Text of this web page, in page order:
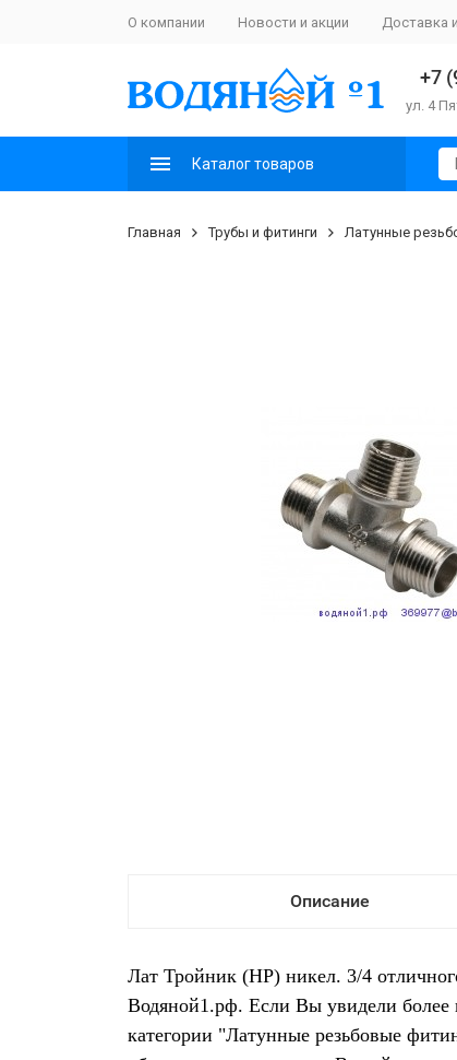
О компании Новости и акции Доставка
+7
ул. 4
Каталог товаров
Главная Трубы и фитинги Латунные
Описание
Лат Тройник (НР) никел. 3/4
Водяной1.рф. Если Вы увидели более
категории "Латунные резьбовые